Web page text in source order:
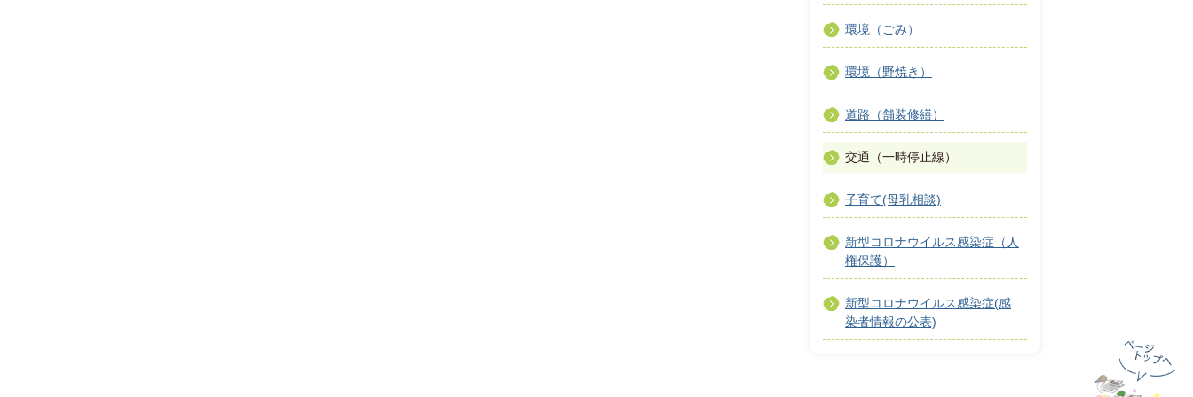
環境（ごみ）
環境（野焼き）
道路（舗装修繕）
交通（一時停止線）
子育て(母乳相談)
新型コロナウイルス感染症（人
権保護）
新型コロナウイルス感染症(感
染者情報の公表)